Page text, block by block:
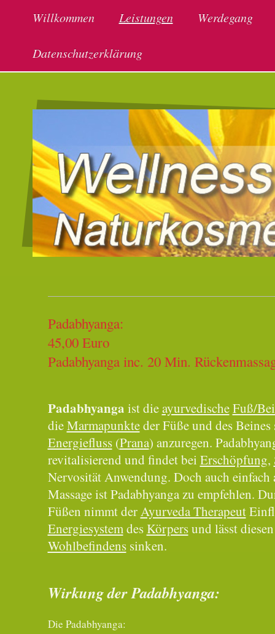
Willkommen Leistungen Werdegang
Datenschutzerklärung
45,00 Euro
Padabhyanga inc. 20 Min.
Padabhyanga ist dieayurvedischeFuß/
dieMarmapunkteder Füße und des
Energiefluss(Prana) anzuregen.
revitalisierend und findet bei Erschöpfung,
Nervosität Anwendung. Doch auch einfach
Massage ist Padabhyanga zu empfehlen.
Füßen nimmt derAyurveda Therapeut
EnergiesystemdesKörpersund lässt
Wohlbefindenssinken.
Wirkung der Padabhyanga:
Die Padabhyanga: